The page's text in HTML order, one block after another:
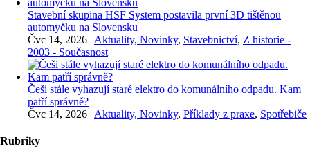
Stavební skupina HSF System postavila první 3D tištěnou
automyčku na Slovensku
Čvc 14, 2026 | Aktuality, Novinky, Stavebnictví, Z historie -
2003 - Současnost
Češi stále vyhazují staré elektro do komunálního odpadu. Kam
patří správně?
Čvc 14, 2026 | Aktuality, Novinky, Příklady z praxe, Spotřebiče
Rubriky